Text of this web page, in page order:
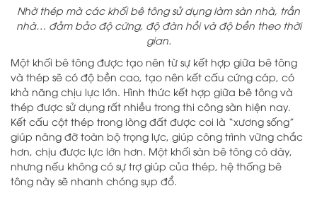
Nhờ thép mà các khối bê tông sử dụng làm sàn nhà, trần
nhà… đảm bảo độ cứng, độ đàn hồi và độ bền theo thời
gian.
Một khối bê tông được tạo nên từ sự kết hợp giữa bê tông
và thép sẽ có độ bền cao, tạo nên kết cấu cứng cáp, có
khả năng chịu lực lớn. Hình thức kết hợp giữa bê tông và
thép được sử dụng rất nhiều trong thi công sàn hiện nay.
Kết cấu cột thép trong lòng đất được coi là “xương sống”
giúp nâng đỡ toàn bộ trọng lực, giúp công trình vững chắc
hơn, chịu được lực lớn hơn. Một khối sàn bê tông có dày,
nhưng nếu không có sự trợ giúp của thép, hệ thống bê
tông này sẽ nhanh chóng sụp đổ.